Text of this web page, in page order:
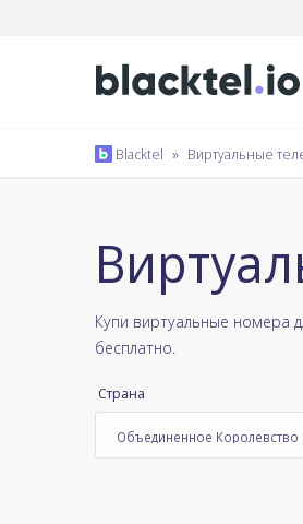
Blacktel » Виртуальные
Купи виртуальные номера
бесплатно.
Страна